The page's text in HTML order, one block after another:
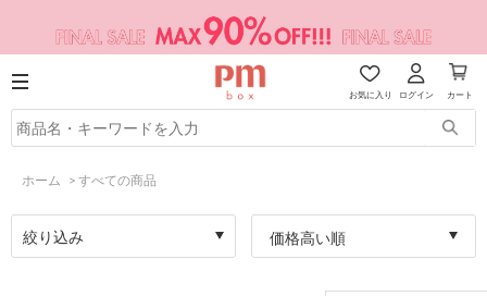
お気に入り ログイン カート
ホーム > すべての商品
絞り込み 価格高い順